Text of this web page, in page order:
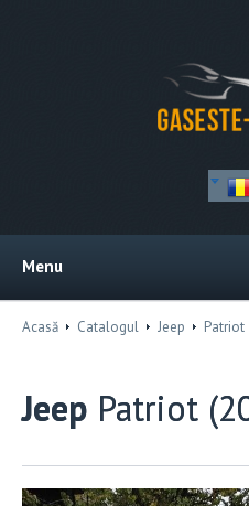
Menu
Acasă Catalogul Jeep Patriot
Jeep Patriot